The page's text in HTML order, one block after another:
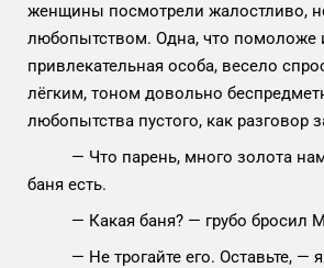
женщины посмотрели жалостливо,
любопытством. Одна, что помоложе
привлекательная особа, весело
лёгким, тоном довольно
любопытства пустого, как разговор
— Что парень, много золота
баня есть.
— Какая баня? — грубо бросил
— Не трогайте его. Оставьте, —